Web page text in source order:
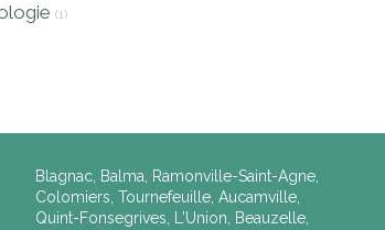
(1)
Blagnac, Balma, Ramonville-Saint-Agne,
Colomiers, Tournefeuille, Aucamville,
Quint-Fonsegrives, L'Union, Beauzelle,